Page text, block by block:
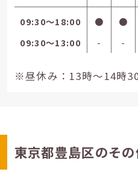
09:30〜18:00 ● ●
09:30〜13:00
- -
※昼休み：13時～14時
東京都豊島区のそ